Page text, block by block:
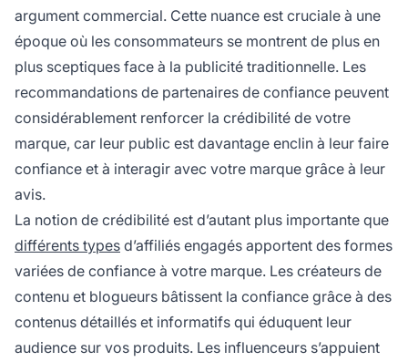
argument commercial. Cette nuance est cruciale à une
époque où les consommateurs se montrent de plus en
plus sceptiques face à la publicité traditionnelle. Les
recommandations de partenaires de confiance peuvent
considérablement renforcer la crédibilité de votre
marque, car leur public est davantage enclin à leur faire
confiance et à interagir avec votre marque grâce à leur
avis.
La notion de crédibilité est d’autant plus importante que
différents types d’affiliés engagés apportent des formes
variées de confiance à votre marque. Les créateurs de
contenu et blogueurs bâtissent la confiance grâce à des
contenus détaillés et informatifs qui éduquent leur
audience sur vos produits. Les influenceurs s’appuient